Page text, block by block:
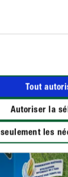
Tout
Autoriser la
seulement les